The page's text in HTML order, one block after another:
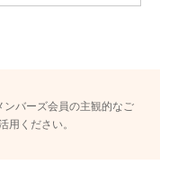
バーズ会員の主観的なご
ください。